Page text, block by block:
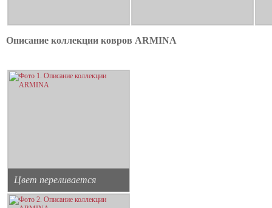
Описание коллекции ковров ARMINA
Цвет переливается